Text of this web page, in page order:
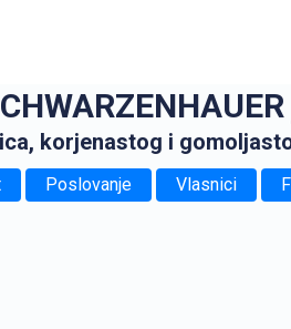
korjenastog i
Poslovanje Vlasnici